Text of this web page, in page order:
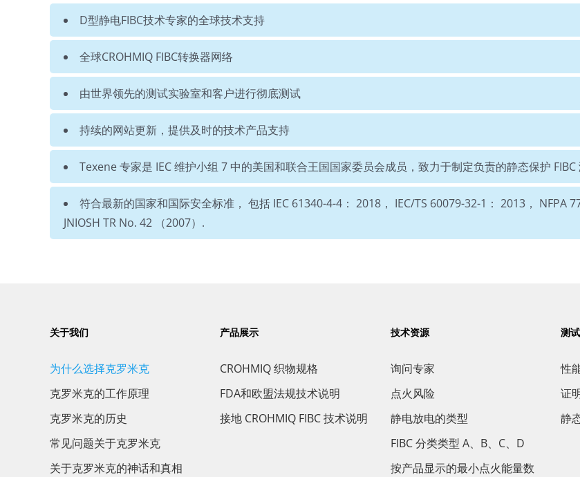
D型静电FIBC技术专家的全球技术支持
全球CROHMIQ FIBC转换器网络
由世界领先的测试实验室和客户进行彻底测试
持续的网站更新，提供及时的技术产品支持
Texene 专家是 IEC 维护小组 7 中的美国和联合王国国家委员会成员，致力于制定负责的静态保护 FIBC
符合最新的国家和国际安全标准， 包括 IEC 61340-4-4： 2018， IEC/TS 60079-32-1： 2013， NFPA
JNIOSH TR No. 42 （2007）.
关于我们
为什么选择克罗米克
克罗米克的工作原理
克罗米克的历史
常见问题关于克罗米克
关于克罗米克的神话和真相
产品展示
CROHMIQ 织物规格
FDA和欧盟法规技术说明
接地 CROHMIQ FIBC 技术说明
技术资源
询问专家
点火风险
静电放电的类型
FIBC 分类类型 A、B、C、D
按产品显示的最小点火能量数
测
性
证
静